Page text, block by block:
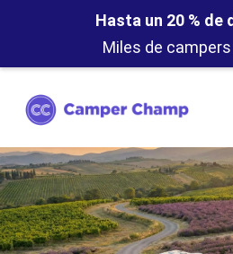
Hasta un 20 % de
Miles de